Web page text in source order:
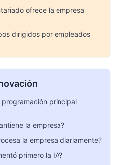
ofrece la empresa
dirigidos por empleados
programación principal
la empresa?
la empresa diariamente?
primero la IA?